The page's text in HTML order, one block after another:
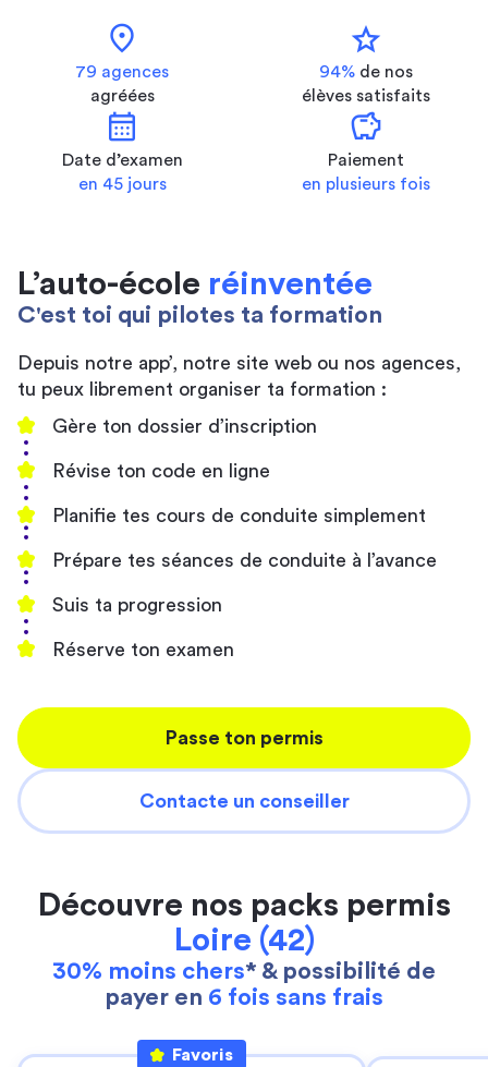
location_on
79 agences
agréées
star
94% de nos
élèves satisfaits
calendar_month
Date d’examen
en 45 jours
savings
Paiement
en plusieurs fois
L’auto-école réinventée
C'est toi qui pilotes ta formation
Depuis notre app’, notre site web ou nos agences,
tu peux librement organiser ta formation :
Gère ton dossier d’inscription
Révise ton code en ligne
Planifie tes cours de conduite simplement
Prépare tes séances de conduite à l’avance
Suis ta progression
Réserve ton examen
Passe ton permis
Contacte un conseiller
Découvre nos packs permis
Loire (42)
30% moins chers* & possibilité de
payer en 6 fois sans frais
Favoris